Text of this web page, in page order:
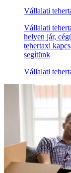
Vállalati
Vállalati
helyen jár,
tehertaxi
segítünk
Vállalati